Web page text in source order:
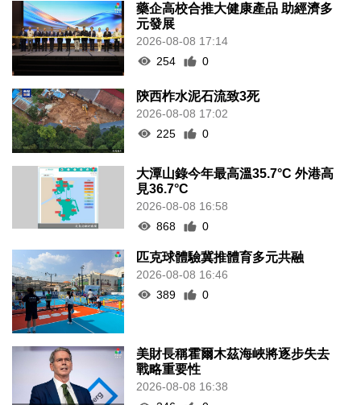
藥企高校合推大健康產品 助經濟多
元發展
2026-08-08 17:14
254
0
陝西柞水泥石流致3死
2026-08-08 17:02
225
0
大潭山錄今年最高溫35.7°C 外港高
見36.7°C
2026-08-08 16:58
868
0
匹克球體驗冀推體育多元共融
2026-08-08 16:46
389
0
美財長稱霍爾木茲海峽將逐步失去
戰略重要性
2026-08-08 16:38